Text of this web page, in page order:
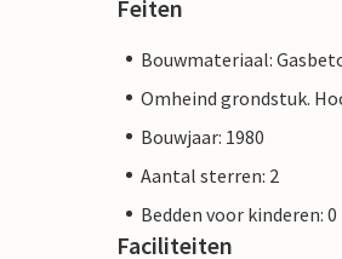
Feiten
Bouwmateriaal:
Omheind grondstuk.
Bouwjaar: 1980
Aantal sterren: 2
Bedden voor kinderen: 0
Faciliteiten